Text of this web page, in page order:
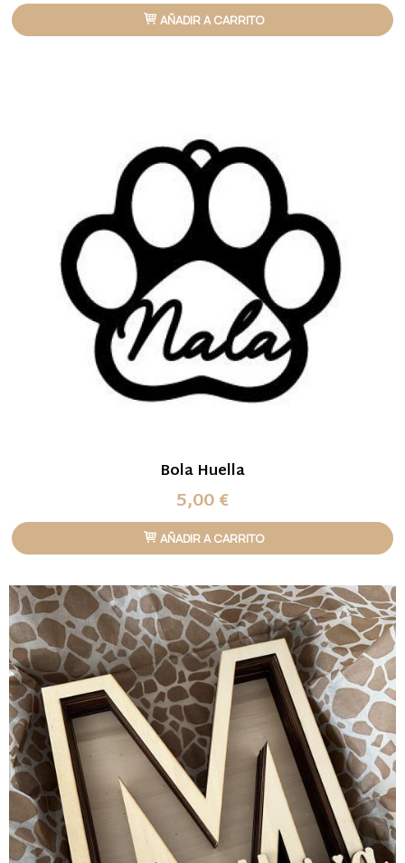
AÑADIR A CARRITO
Bola Huella
5,00 €
AÑADIR A CARRITO